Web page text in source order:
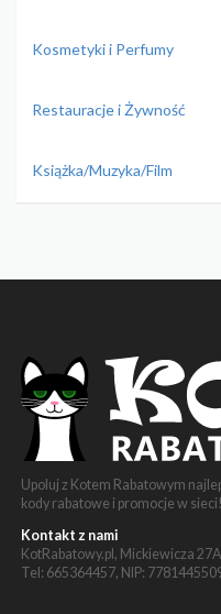
Kosmetyki i Perfumy
Restauracje i Żywność
Książka/Muzyka/Film
Upoluj z Kotem Rabatowym
kody rabatowe i promocje w sieci!
Kontakt z nami
KotRabatowy.pl, Mickiewicza
Tel: 665364457, NIP: